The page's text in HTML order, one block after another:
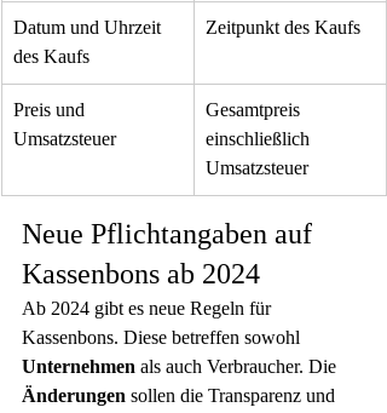
Datum und Uhrzeit
des Kaufs
Zeitpunkt des Kaufs
Preis und
Umsatzsteuer
Gesamtpreis
einschließlich
Umsatzsteuer
Neue Pflichtangaben auf
Kassenbons ab 2024
Ab 2024 gibt es neue Regeln für
Kassenbons. Diese betreffen sowohl
Unternehmen als auch Verbraucher. Die
Änderungen sollen die Transparenz und